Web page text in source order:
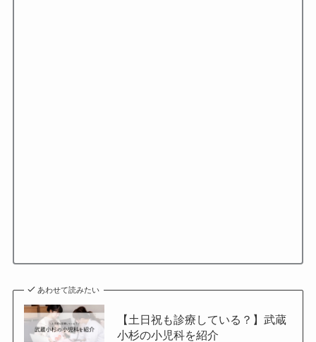
あわせて読みたい
【土日祝も診療している？】武蔵
小杉の小児科を紹介